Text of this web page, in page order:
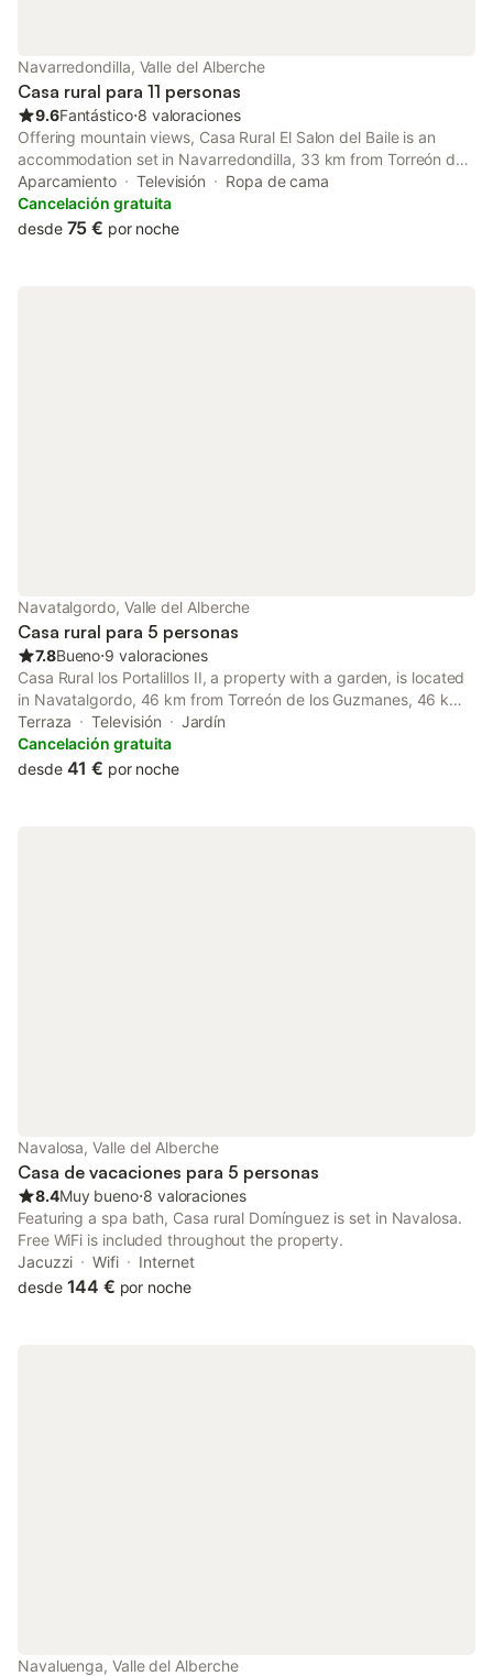
Navarredondilla, Valle del Alberche
Casa rural para 11 personas
9.6Fantástico⋅8 valoraciones
Offering mountain views, Casa Rural El Salon del Baile is an
accommodation set in Navarredondilla, 33 km from Torreón de
los Guzmanes and 33 km from Avila Provincial Council.
Aparcamiento Televisión
Ropa de cama
Cancelación gratuita
desde 75 € por noche
Navatalgordo, Valle del Alberche
Casa rural para 5 personas
7.8Bueno⋅9 valoraciones
Casa Rural los Portalillos II, a property with a garden, is located
in Navatalgordo, 46 km from Torreón de los Guzmanes, 46 km
from Avila Provincial Council, as well as 46 km from Convent of
Saint Teresa.
Terraza Televisión
Jardín
Cancelación gratuita
desde 41 € por noche
Navalosa, Valle del Alberche
Casa de vacaciones para 5 personas
8.4Muy bueno⋅8 valoraciones
Featuring a spa bath, Casa rural Domínguez is set in Navalosa.
Free WiFi is included throughout the property.
Jacuzzi
Wifi
Internet
desde 144 € por noche
Navaluenga, Valle del Alberche